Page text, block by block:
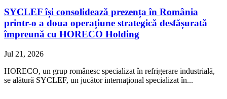
SYCLEF își consolidează prezența în România
printr-o a doua operațiune strategică desfășurată
împreună cu HORECO Holding
Jul 21, 2026
HORECO, un grup românesc specializat în refrigerare industrială,
se alătură SYCLEF, un jucător internațional specializat în...